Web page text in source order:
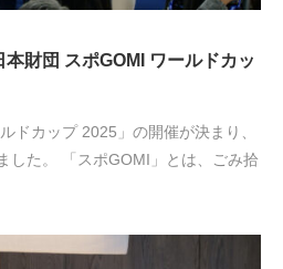
財団 スポGOMI ワールドカッ
ドカップ 2025」の開催が決まり、
した。 「スポGOMI」とは、ごみ拾